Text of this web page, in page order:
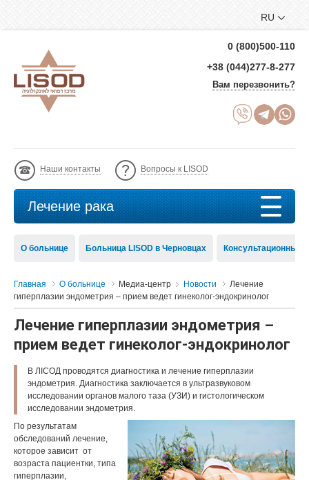
RU
0 (800)500-110
+38 (044)277-8-277
Вам перезвонить?
Наши контакты Вопросы к LISOD
Лечение рака
О больнице Больница LISOD в Черновцах Консультационный
Главная О больнице Медиа-центр Новости
Лечение
гиперплазии эндометрия – прием ведет гинеколог-эндокринолог
Лечение гиперплазии эндометрия –
прием ведет гинеколог-эндокринолог
В ЛIСОД проводятся диагностика и лечение гиперплазии
эндометрия. Диагностика заключается в ультразвуковом
исследовании органов малого таза (УЗИ) и гистологическом
исследовании эндометрия.
По результатам
обследований лечение,
которое зависит от
возраста пациентки, типа
гиперплазии,